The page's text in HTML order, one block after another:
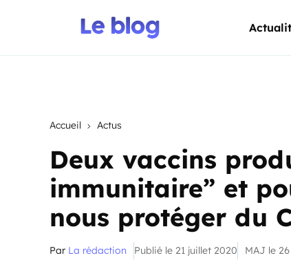
Accueil Actus
Deux vaccins
immunitaire” et
nous protéger du
Par La rédaction Publié le 21 juillet 2020 MAJ le